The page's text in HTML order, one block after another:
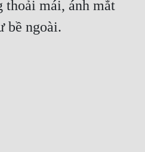
thoải mái, ánh mắt
bề ngoài.